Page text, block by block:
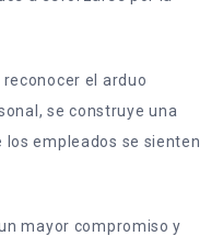
el arduo
se construye una
empleados se sienten
mayor compromiso y